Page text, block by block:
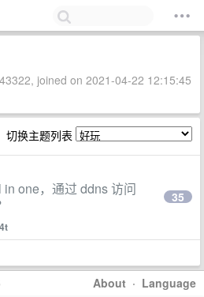
joined on 2021-04-22 12:15:45
切换主题列表
one，通过 ddns 访问
35
About · Language